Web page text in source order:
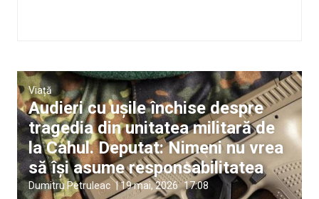
Viață
Audieri cu ușile închise despre
tragedia din unitatea militară de
la Cahul. Deputat: Nimeni nu vrea
să își asume responsabilitatea
Dumitru Petruleac |19 mai, 2026 17:08